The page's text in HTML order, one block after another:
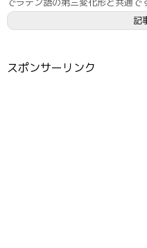
記
スポンサーリンク